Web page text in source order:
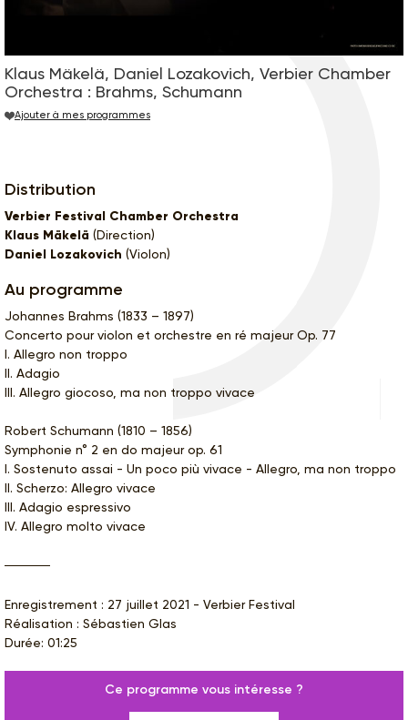
Klaus Mäkelä, Daniel Lozakovich, Verbier Chamber
Orchestra : Brahms, Schumann
Ajouter à mes programmes
Distribution
Verbier Festival Chamber Orchestra
Klaus Mäkelä (Direction)
Daniel Lozakovich (Violon)
Au programme
Johannes Brahms (1833 – 1897)
Concerto pour violon et orchestre en ré majeur Op. 77
I. Allegro non troppo
II. Adagio
III. Allegro giocoso, ma non troppo vivace
Robert Schumann (1810 – 1856)
Symphonie n° 2 en do majeur op. 61
I. Sostenuto assai - Un poco più vivace - Allegro, ma non troppo
II. Scherzo: Allegro vivace
III. Adagio espressivo
IV. Allegro molto vivace
Enregistrement : 27 juillet 2021 - Verbier Festival
Réalisation : Sébastien Glas
Durée: 01:25
Ce programme vous intéresse ?